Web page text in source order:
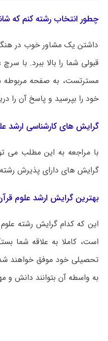
چطور انتخاب رشته کنم که
داشتن یک مشاور خوب در
قبولی شما را بالا ببرد. با سرچ
مسترتست، به صفحه مربوطه
خود را بپرسید و پاسخ آن را
گرایش های کارشناسی
با مراجعه به این مطلب می‌
گرایش های دارای پذیرش
بهترین گرایش ارشد علوم
این که کدام گرایش رشته
است، کاملا به علاقه شما
تحصیلی خود موفق خواهند
به واسطه آن بتوانند دانش و